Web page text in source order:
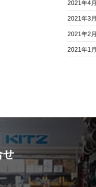
2021年4月
2021年3月
2021年2月
2021年1月
せ